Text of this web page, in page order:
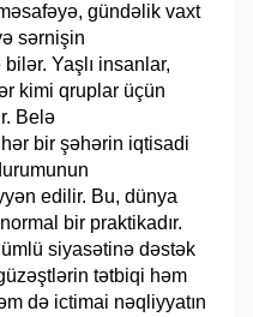
gündəlik vaxt
sərnişin
Yaşlı insanlar,
kimi qruplar üçün
Belə
hər bir şəhərin iqtisadi
edilir. Bu, dünya
bir praktikadır.
siyasətinə dəstək
tətbiqi həm
də ictimai nəqliyyatın